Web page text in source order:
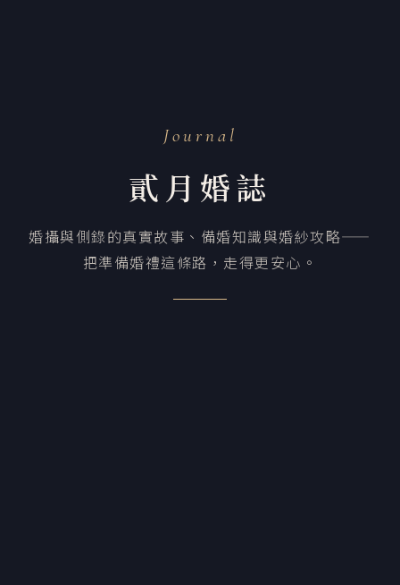
Journal
貳月婚誌
婚攝與側錄的真實故事、備婚知識與婚紗攻略——
把準備婚禮這條路，走得更安心。